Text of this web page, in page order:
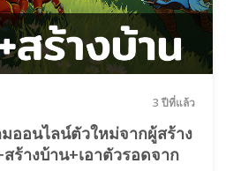
3 ปีที่แล้ว
ออนไลน์ตัวใหม่จากผู้สร้าง
ร้างบ้าน+เอาตัวรอดจาก